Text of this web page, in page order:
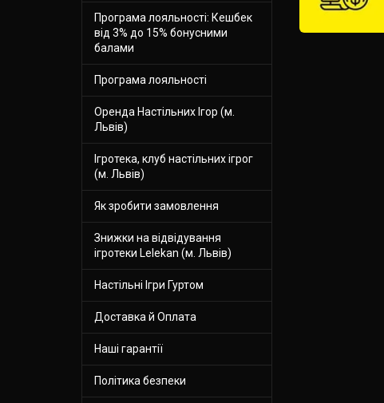
Програма лояльності: Кешбек
від 3% до 15% бонусними
балами
Програма лояльності
Оренда Настільних Ігор (м.
Львів)
Ігротека, клуб настільних ігрог
(м. Львів)
Як зробити замовлення
Знижки на відвідування
ігротеки Lelekan (м. Львів)
Настільні Ігри Гуртом
Доставка й Оплата
Наші гарантії
Політика безпеки